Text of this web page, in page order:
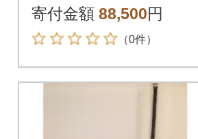
寄付金額 88,500円
（0件）